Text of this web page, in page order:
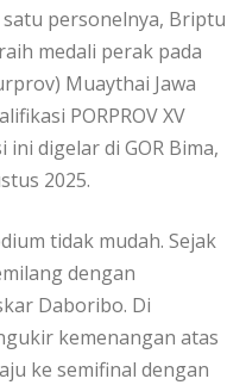
personelnya, Briptu
medali perak pada
Muaythai Jawa
PORPROV XV
digelar di GOR Bima,
2025.
tidak mudah. Sejak
dengan
Daboribo. Di
kemenangan atas
ke semifinal dengan